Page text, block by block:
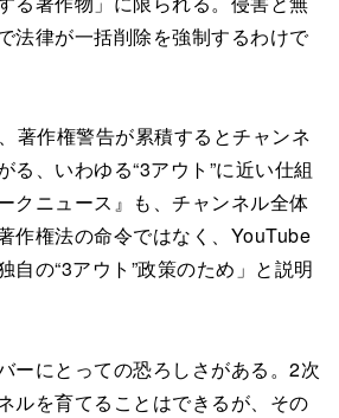
法律が一括削除を強制するわけで
著作権警告が累積するとチャンネ
る、いわゆる“3アウト”に近い仕組
クニュース』も、チャンネル全体
作権法の命令ではなく、YouTube
自の“3アウト”政策のため」と説明
ーにとっての恐ろしさがある。2次
ルを育てることはできるが、その